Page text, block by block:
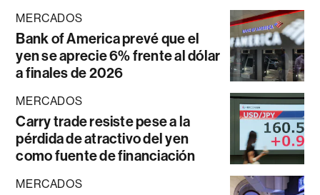
MERCADOS
Bank of America prevé que el
yen se aprecie 6% frente al dólar
a finales de 2026
MERCADOS
Carry trade resiste pese a la
pérdida de atractivo del yen
como fuente de financiación
MERCADOS